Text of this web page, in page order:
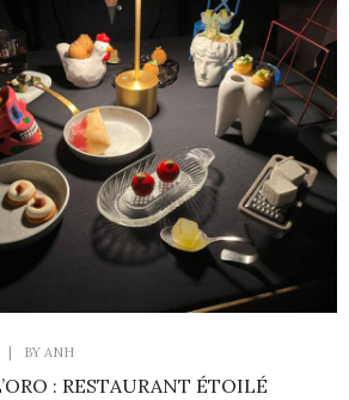
BY ANH
: RESTAURANT ÉTOILÉ